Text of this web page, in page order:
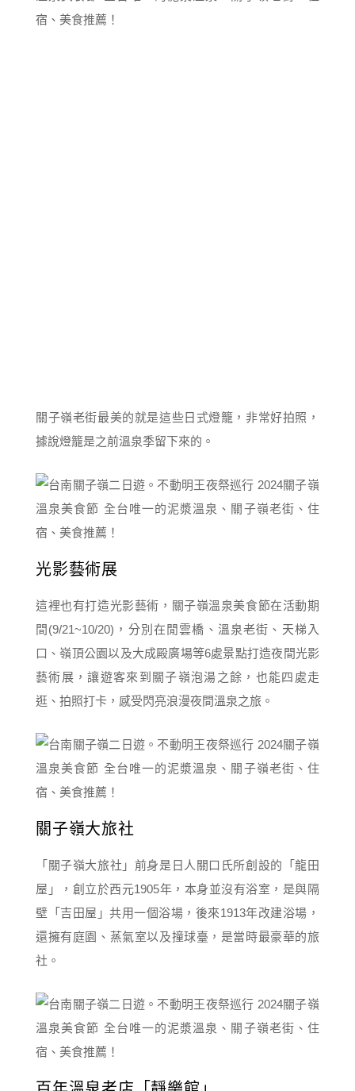
關子嶺老街最美的就是這些日式燈籠，非常好拍照，
據說燈籠是之前溫泉季留下來的。
光影藝術展
這裡也有打造光影藝術，關子嶺溫泉美食節在活動期
間(9/21~10/20)，分別在閒雲橋、溫泉老街、天梯入
口、嶺頂公園以及大成殿廣場等6處景點打造夜間光影
藝術展，讓遊客來到關子嶺泡湯之餘，也能四處走
逛、拍照打卡，感受閃亮浪漫夜間溫泉之旅。
關子嶺大旅社
「關子嶺大旅社」前身是日人關口氏所創設的「龍田
屋」，創立於西元1905年，本身並沒有浴室，是與隔
壁「吉田屋」共用一個浴場，後來1913年改建浴場，
還擁有庭園、蒸氣室以及撞球臺，是當時最豪華的旅
社。